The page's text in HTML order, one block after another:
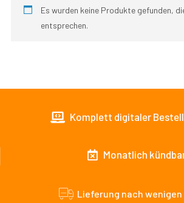
Es wurden keine Produkte gefunden,
entsprechen.
Komplett digitaler
Monatlich
Lieferung nach wenigen